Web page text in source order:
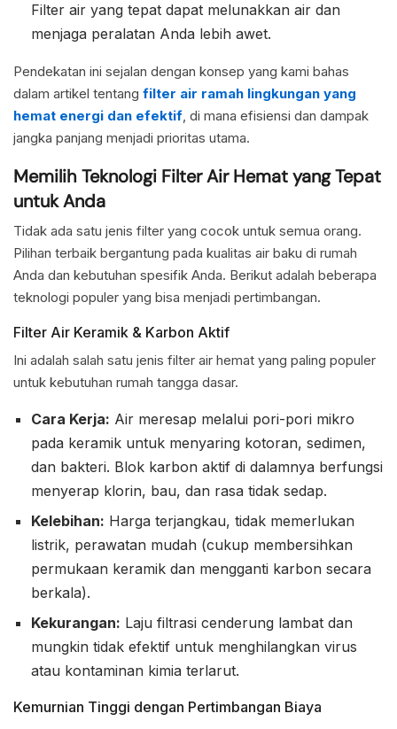
Filter air yang tepat dapat melunakkan air dan
menjaga peralatan Anda lebih awet.
Pendekatan ini sejalan dengan konsep yang kami bahas
dalam artikel tentang filter air ramah lingkungan yang
hemat energi dan efektif, di mana efisiensi dan dampak
jangka panjang menjadi prioritas utama.
Memilih Teknologi Filter Air Hemat yang Tepat
untuk Anda
Tidak ada satu jenis filter yang cocok untuk semua orang.
Pilihan terbaik bergantung pada kualitas air baku di rumah
Anda dan kebutuhan spesifik Anda. Berikut adalah beberapa
teknologi populer yang bisa menjadi pertimbangan.
Filter Air Keramik & Karbon Aktif
Ini adalah salah satu jenis filter air hemat yang paling populer
untuk kebutuhan rumah tangga dasar.
Cara Kerja: Air meresap melalui pori-pori mikro
pada keramik untuk menyaring kotoran, sedimen,
dan bakteri. Blok karbon aktif di dalamnya berfungsi
menyerap klorin, bau, dan rasa tidak sedap.
Kelebihan: Harga terjangkau, tidak memerlukan
listrik, perawatan mudah (cukup membersihkan
permukaan keramik dan mengganti karbon secara
berkala).
Kekurangan: Laju filtrasi cenderung lambat dan
mungkin tidak efektif untuk menghilangkan virus
atau kontaminan kimia terlarut.
Kemurnian Tinggi dengan Pertimbangan Biaya